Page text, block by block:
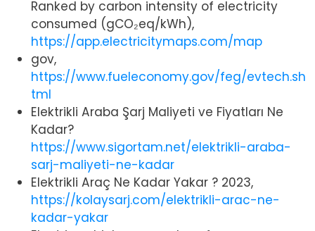
Ranked by carbon intensity of electricity
consumed (gCO₂eq/kWh),
https://app.electricitymaps.com/map
gov,
https://www.fueleconomy.gov/feg/evtech.sh
tml
Elektrikli Araba Şarj Maliyeti ve Fiyatları Ne
Kadar?
https://www.sigortam.net/elektrikli-araba-
sarj-maliyeti-ne-kadar
Elektrikli Araç Ne Kadar Yakar ? 2023,
https://kolaysarj.com/elektrikli-arac-ne-
kadar-yakar